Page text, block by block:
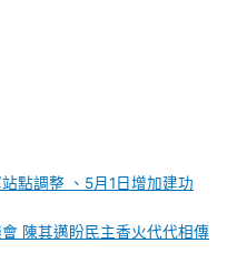
點調整 、5月1日增加建功
陳其邁盼民主香火代代相傳